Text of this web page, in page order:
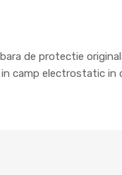
de protectie
camp electrostatic